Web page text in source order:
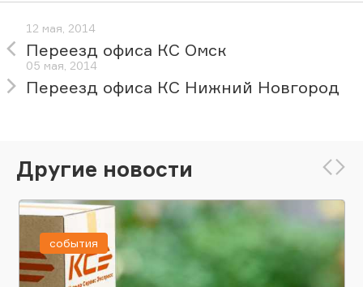
12 мая, 2014
Переезд офиса КС Омск
05 мая, 2014
Переезд офиса КС Нижний Новгород
Другие новости
события